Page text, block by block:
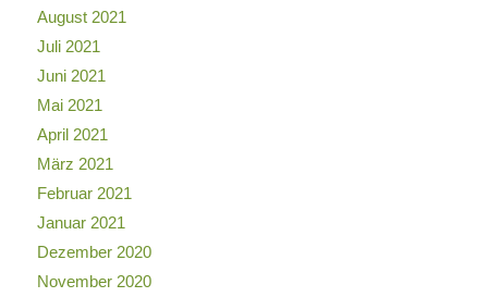
August 2021
Juli 2021
Juni 2021
Mai 2021
April 2021
März 2021
Februar 2021
Januar 2021
Dezember 2020
November 2020